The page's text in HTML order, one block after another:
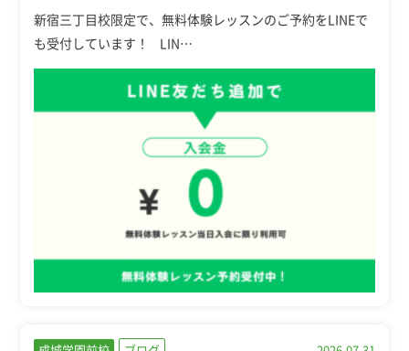
新宿三丁目校限定で、無料体験レッスンのご予約をLINEで
も受付しています！ LIN…